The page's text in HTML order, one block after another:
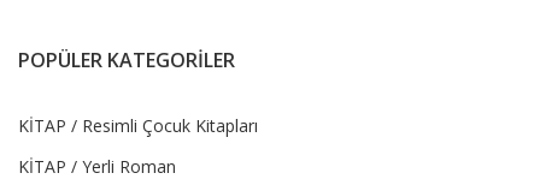
POPÜLER KATEGORİLER
KİTAP / Resimli Çocuk Kitapları
KİTAP / Yerli Roman